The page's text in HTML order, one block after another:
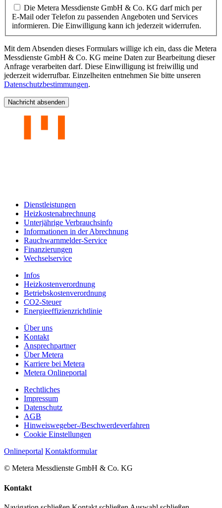
Die Metera Messdienste GmbH & Co. KG darf mich per
E-Mail oder Telefon zu passenden Angeboten und Services
informieren. Die Einwilligung kann ich jederzeit widerrufen.
Mit dem Absenden dieses Formulars willige ich ein, dass die Metera
Messdienste GmbH & Co. KG meine Daten zur Bearbeitung dieser
Anfrage verarbeiten darf. Diese Einwilligung ist freiwillig und
jederzeit widerrufbar. Einzelheiten entnehmen Sie bitte unseren
Datenschutzbestimmungen.
Nachricht absenden
Dienstleistungen
Heizkostenabrechnung
Unterjährige Verbrauchsinfo
Informationen in der Abrechnung
Rauchwarnmelder-Service
Finanzierungen
Wechselservice
Infos
Heizkostenverordnung
Betriebskostenverordnung
CO2-Steuer
Energieeffizienzrichtlinie
Über uns
Kontakt
Ansprechpartner
Über Metera
Karriere bei Metera
Metera Onlineportal
Rechtliches
Impressum
Datenschutz
AGB
Hinweiswegeber-/Beschwerdeverfahren
Cookie Einstellungen
Onlineportal Kontaktformular
© Metera Messdienste GmbH & Co. KG
Kontakt